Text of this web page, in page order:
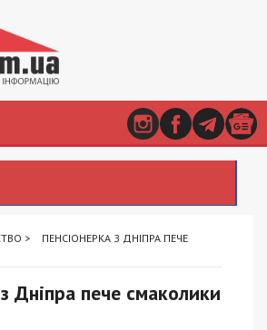
>
ПЕНСІОНЕРКА З ДНІПРА ПЕЧЕ
Дніпра пече смаколики